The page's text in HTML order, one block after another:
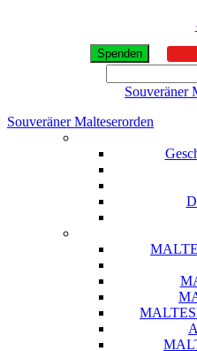
Spenden
Souveräner
Souveräner Malteserorden